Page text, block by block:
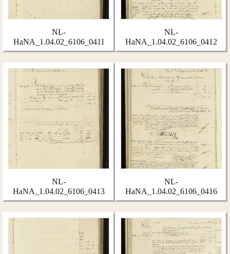
NL-
HaNA_1.04.02_6106_0411
NL-
HaNA_1.04.02_6106_0412
NL-
HaNA_1.04.02_6106_0413
NL-
HaNA_1.04.02_6106_0416